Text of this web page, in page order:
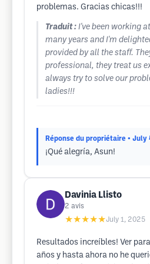
problemas. Gracias chicas!!!
Traduit : I've been working
many years and I'm
provided by all the staff.
professional, they treat us
always try to solve our
ladies!!!
Réponse du propriétaire • July
¡Qué alegría, Asun!
Davinia Llisto
2 avis
★★★★★July 1, 2025
Resultados increíbles! Ver
años y hasta ahora no he